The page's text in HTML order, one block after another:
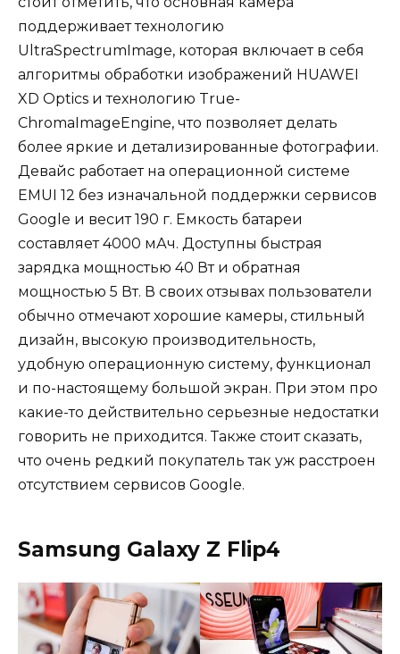
поддерживает технологию
UltraSpectrumImage, которая включает в себя
алгоритмы обработки изображений HUAWEI
XD Optics и технологию True-
ChromaImageEngine, что позволяет делать
более яркие и детализированные фотографии.
Девайс работает на операционной системе
EMUI 12 без изначальной поддержки сервисов
Google и весит 190 г. Емкость батареи
составляет 4000 мАч. Доступны быстрая
зарядка мощностью 40 Вт и обратная
мощностью 5 Вт. В своих отзывах пользователи
обычно отмечают хорошие камеры, стильный
дизайн, высокую производительность,
удобную операционную систему, функционал
и по-настоящему большой экран. При этом про
какие-то действительно серьезные недостатки
говорить не приходится. Также стоит сказать,
что очень редкий покупатель так уж расстроен
отсутствием сервисов Google.
Samsung Galaxy Z Flip4